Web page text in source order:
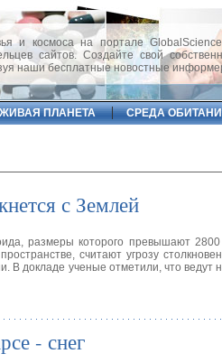
и космоса на портале
сайтов. Создайте свой
наши бесплатные новостные
ЖИВАЯ ПЛАНЕТА СРЕДА
с Землей
размеры которого превышают
считают угрозу
В докладе ученые отметили, что
- снег